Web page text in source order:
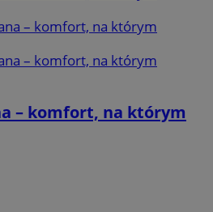
– komfort, na którym